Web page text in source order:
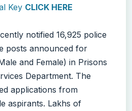
Key CLICK HERE
notified 16,925 police
posts announced for
and Female) in Prisons
Department. The
applications from
aspirants. Lakhs of